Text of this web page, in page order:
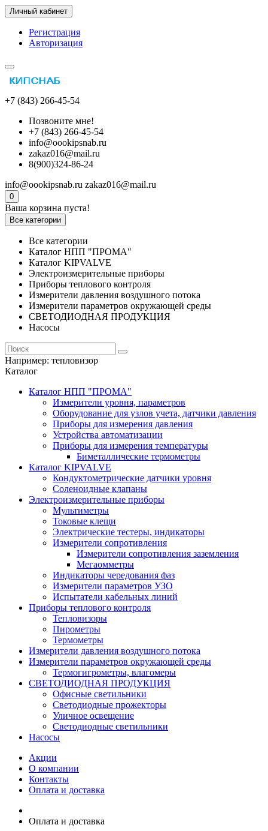
Личный кабинет
Регистрация
Авторизация
+7 (843) 266-45-54
Позвоните мне!
+7 (843) 266-45-54
info@oookipsnab.ru
zakaz016@mail.ru
8(900)324-86-24
info@oookipsnab.ru zakaz016@mail.ru
0
Ваша корзина пуста!
Все категории
Все категории
Каталог НПП "ПРОМА"
Каталог KIPVALVE
Электроизмерительные приборы
Приборы теплового контроля
Измерители давления воздушного потока
Измерители параметров окружающей среды
СВЕТОДИОДНАЯ ПРОДУКЦИЯ
Насосы
Например: тепловизор
Каталог
Каталог НПП "ПРОМА"
Измерители уровня, параметров
Оборудование для узлов учета, датчики давления
Приборы для измерения давления
Устройства автоматизации
Приборы для измерения температуры
Биметаллические термометры
Каталог KIPVALVE
Кондуктометрические датчики уровня
Соленоидные клапаны
Электроизмерительные приборы
Мультиметры
Токовые клещи
Электрические тестеры, индикаторы
Измерители сопротивления
Измерители сопротивления заземления
Мегаомметры
Индикаторы чередования фаз
Измерители параметров УЗО
Испытатели кабельных линий
Приборы теплового контроля
Тепловизоры
Пирометры
Термометры
Измерители давления воздушного потока
Измерители параметров окружающей среды
Термогигрометры, влагомеры
СВЕТОДИОДНАЯ ПРОДУКЦИЯ
Офисные светильники
Светодиодные прожекторы
Уличное освещение
Светодиодные светильники
Насосы
Акции
О компании
Контакты
Оплата и доставка
Оплата и доставка